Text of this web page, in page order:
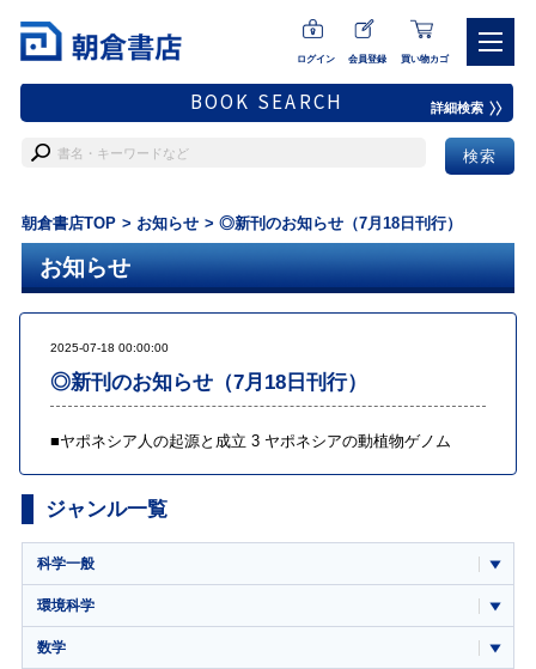
ログイン 会員登録 買い物カゴ
BOOK SEARCH 詳細検索
朝倉書店TOP お知らせ ◎新刊のお知らせ（7月18日刊行）
お知らせ
2025-07-18 00:00:00
◎新刊のお知らせ（7月18日刊行）
■ヤポネシア人の起源と成立 3 ヤポネシアの動植物ゲノム
ジャンル一覧
科学一般
環境科学
数学